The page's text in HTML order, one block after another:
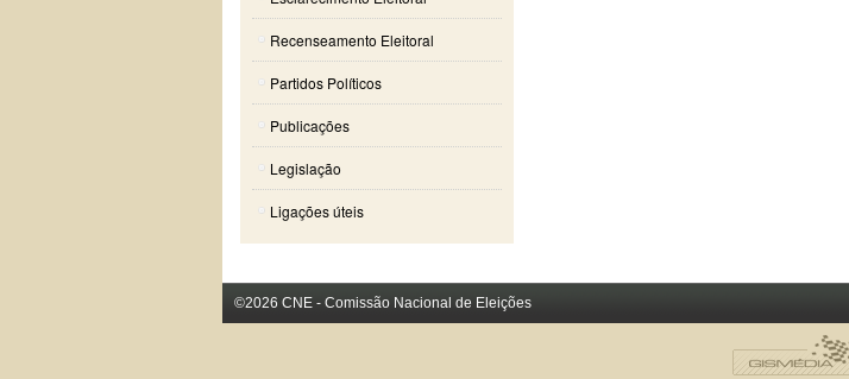
Recenseamento Eleitoral
Partidos Políticos
Publicações
Legislação
Ligações úteis
©2026 CNE - Comissão Nacional de Eleições